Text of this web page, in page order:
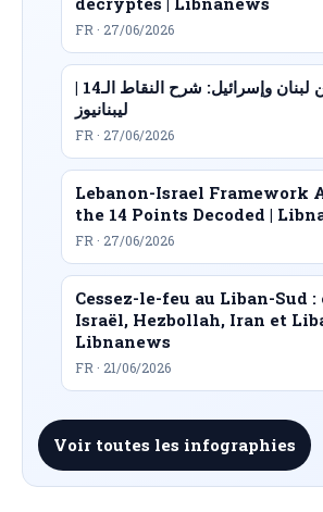
FR · 27/06/2026
الاتفاق الإطار بين لبنان وإسرائيل: شرح النقاط الـ14 |
ليبنانيوز
FR · 27/06/2026
Lebanon-Israel Framework
the 14 Points Decoded |
FR · 27/06/2026
Cessez-le-feu au Liban-Sud
Israël, Hezbollah, Iran et
Libnanews
FR · 21/06/2026
Voir toutes les infographies